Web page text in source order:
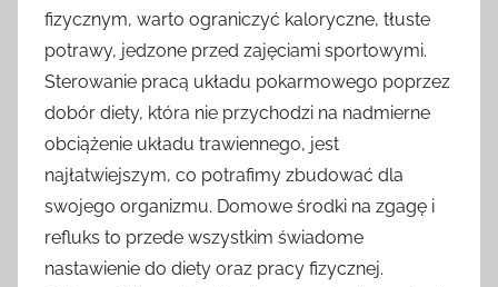
fizycznym, warto ograniczyć kaloryczne, tłuste
potrawy, jedzone przed zajęciami sportowymi.
Sterowanie pracą układu pokarmowego poprzez
dobór diety, która nie przychodzi na nadmierne
obciążenie układu trawiennego, jest
najłatwiejszym, co potrafimy zbudować dla
swojego organizmu. Domowe środki na zgagę i
refluks to przede wszystkim świadome
nastawienie do diety oraz pracy fizycznej.